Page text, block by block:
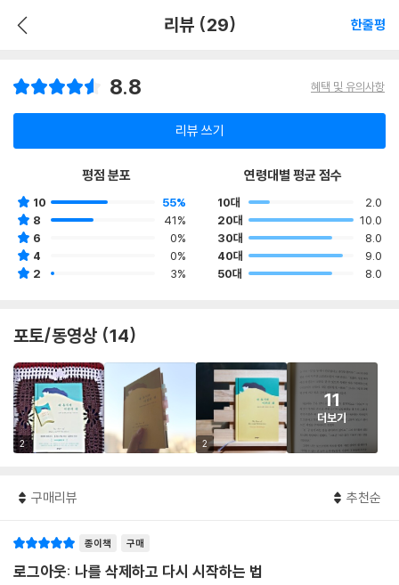
리뷰 (29) 한줄평
8.8 혜택 및 유의사항
리뷰 쓰기
평점 분포
10
55%
8
41%
6
0%
4
0%
2
3%
연령대별 평균 점수
10대
2.0
20대
10.0
30대
8.0
40대
9.0
50대
8.0
포토/동영상 (14)
2 2
11
더보기
구매리뷰 추천순
종이책 구매
로그아웃: 나를 삭제하고 다시 시작하는 법